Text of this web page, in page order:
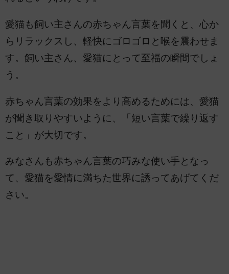
愛猫も飼い主さんの赤ちゃん言葉を聞くと、心か
らリラックスし、軽快にゴロゴロと喉を震わせま
す。飼い主さん、愛猫にとって至福の瞬間でしょ
う。
赤ちゃん言葉の効果をより高めるためには、愛猫
が聞き取りやすいように、「短い言葉で繰り返す
こと」が大切です。
みなさんも赤ちゃん言葉の巧みな使い手となっ
て、愛猫を愛情に満ちた世界に誘ってあげてくだ
さい。